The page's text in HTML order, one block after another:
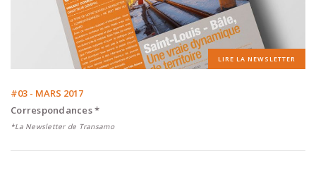
LIRE LA NEWSLETTER
#03 - MARS 2017
Correspondances *
*La Newsletter de Transamo